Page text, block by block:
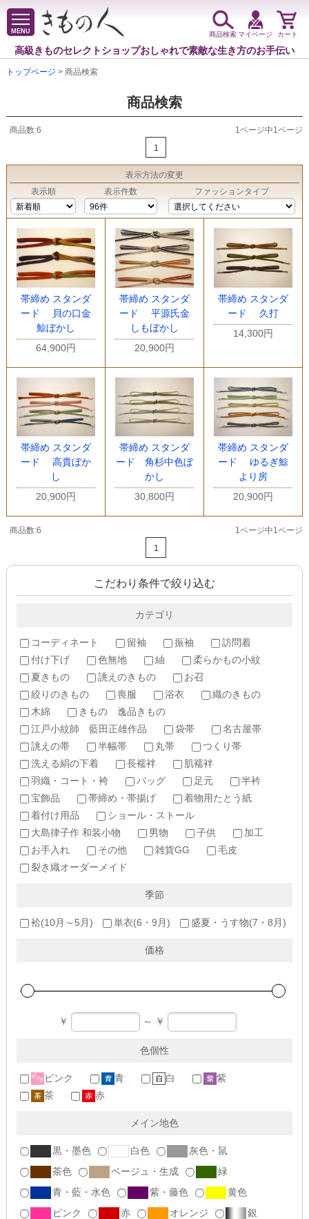
MENU
高級きものセレクトショップおしゃれで素敵な生き方のお手伝い
商品検索マイページ カート
トップページ > 商品検索
商品検索
商品数:6
1ページ中1ページ
1
表示方法の変更
表示順
表示件数 ファッションタイプ
帯締め スタンダ
ード 貝の口金
鯨ぼかし
64,900円
帯締め スタンダ
ード 平源氏金
しもぼかし
20,900円
帯締め スタンダ
ード 久打
14,300円
帯締め スタンダ
ード 高貴ぼか
し
20,900円
帯締め スタンダ
ード 角杉中色ぼ
かし
30,800円
帯締め スタンダ
ード ゆるぎ鯨
より房
20,900円
商品数:6
1ページ中1ページ
1
こだわり条件で絞り込む
カテゴリ
コーディネート 留袖 振袖
訪問着
付け下げ
色無地 紬
柔らかもの小紋
夏きもの
誂えのきもの
お召
絞りのきもの
喪服 浴衣
織のきもの
木綿
きもの 逸品きもの
江戸小紋師 藍田正雄作品
袋帯
名古屋帯
誂えの帯
半幅帯 丸帯
つくり帯
洗える絹の下着
長襦袢
肌襦袢
羽織・コート・袴
バッグ 足元
半衿
宝飾品
帯締め・帯揚げ
着物用たとう紙
着付け用品
ショール・ストール
大島律子作 和装小物
男物 子供
加工
お手入れ
その他 雑貨GG
毛皮
裂き織オーダーメイド
季節
袷(10月～5月) 単衣(6・9月) 盛夏・うす物(7・8月)
価格
￥ ～ ￥
色個性
ピンク 青 白
紫
茶
赤
メイン地色
黒・墨色 白色
灰色・鼠
茶色
ベージュ・生成
緑
青・藍・水色
紫・藤色
黄色
ピンク
赤 オレンジ
銀